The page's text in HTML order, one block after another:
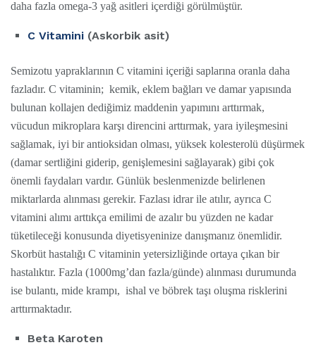
daha fazla omega-3 yağ asitleri içerdiği görülmüştür.
C Vitamini (Askorbik asit)
Semizotu yapraklarının C vitamini içeriği saplarına oranla daha
fazladır. C vitaminin; kemik, eklem bağları ve damar yapısında
bulunan kollajen dediğimiz maddenin yapımını arttırmak,
vücudun mikroplara karşı direncini arttırmak, yara iyileşmesini
sağlamak, iyi bir antioksidan olması, yüksek kolesterolü düşürmek
(damar sertliğini giderip, genişlemesini sağlayarak) gibi çok
önemli faydaları vardır. Günlük beslenmenizde belirlenen
miktarlarda alınması gerekir. Fazlası idrar ile atılır, ayrıca C
vitamini alımı arttıkça emilimi de azalır bu yüzden ne kadar
tüketileceği konusunda diyetisyeninize danışmanız önemlidir.
Skorbüt hastalığı C vitaminin yetersizliğinde ortaya çıkan bir
hastalıktır. Fazla (1000mg’dan fazla/günde) alınması durumunda
ise bulantı, mide krampı, ishal ve böbrek taşı oluşma risklerini
arttırmaktadır.
Beta Karoten